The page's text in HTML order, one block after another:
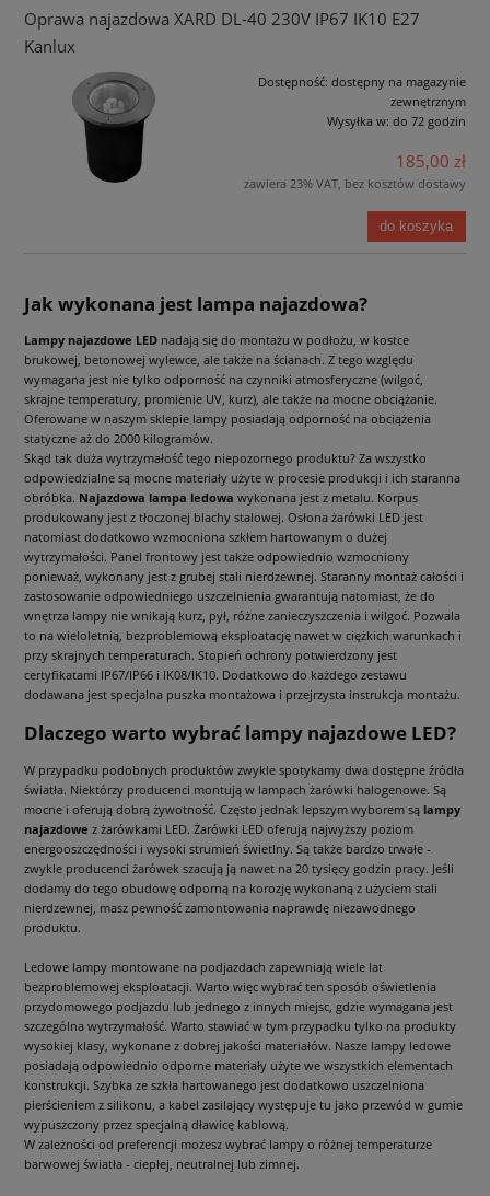
Oprawa najazdowa XARD DL-40 230V IP67 IK10 E27
Kanlux
Dostępność: dostępny na magazynie
zewnętrznym
Wysyłka w: do 72 godzin
185,00 zł
zawiera 23% VAT, bez kosztów dostawy
do koszyka
Jak wykonana jest lampa najazdowa?
Lampy najazdowe LED nadają się do montażu w podłożu, w kostce
brukowej, betonowej wylewce, ale także na ścianach. Z tego względu
wymagana jest nie tylko odporność na czynniki atmosferyczne (wilgoć,
skrajne temperatury, promienie UV, kurz), ale także na mocne obciążanie.
Oferowane w naszym sklepie lampy posiadają odporność na obciążenia
statyczne aż do 2000 kilogramów.
Skąd tak duża wytrzymałość tego niepozornego produktu? Za wszystko
odpowiedzialne są mocne materiały użyte w procesie produkcji i ich staranna
obróbka. Najazdowa lampa ledowa wykonana jest z metalu. Korpus
produkowany jest z tłoczonej blachy stalowej. Osłona żarówki LED jest
natomiast dodatkowo wzmocniona szkłem hartowanym o dużej
wytrzymałości. Panel frontowy jest także odpowiednio wzmocniony
ponieważ, wykonany jest z grubej stali nierdzewnej. Staranny montaż całości i
zastosowanie odpowiedniego uszczelnienia gwarantują natomiast, że do
wnętrza lampy nie wnikają kurz, pył, różne zanieczyszczenia i wilgoć. Pozwala
to na wieloletnią, bezproblemową eksploatację nawet w ciężkich warunkach i
przy skrajnych temperaturach. Stopień ochrony potwierdzony jest
certyfikatami IP67/IP66 i IK08/IK10. Dodatkowo do każdego zestawu
dodawana jest specjalna puszka montażowa i przejrzysta instrukcja montażu.
Dlaczego warto wybrać lampy najazdowe LED?
W przypadku podobnych produktów zwykle spotykamy dwa dostępne źródła
światła. Niektórzy producenci montują w lampach żarówki halogenowe. Są
mocne i oferują dobrą żywotność. Często jednak lepszym wyborem są lampy
najazdowe z żarówkami LED. Żarówki LED oferują najwyższy poziom
energooszczędności i wysoki strumień świetlny. Są także bardzo trwałe -
zwykle producenci żarówek szacują ją nawet na 20 tysięcy godzin pracy. Jeśli
dodamy do tego obudowę odporną na korozję wykonaną z użyciem stali
nierdzewnej, masz pewność zamontowania naprawdę niezawodnego
produktu.
Ledowe lampy montowane na podjazdach zapewniają wiele lat
bezproblemowej eksploatacji. Warto więc wybrać ten sposób oświetlenia
przydomowego podjazdu lub jednego z innych miejsc, gdzie wymagana jest
szczególna wytrzymałość. Warto stawiać w tym przypadku tylko na produkty
wysokiej klasy, wykonane z dobrej jakości materiałów. Nasze lampy ledowe
posiadają odpowiednio odporne materiały użyte we wszystkich elementach
konstrukcji. Szybka ze szkła hartowanego jest dodatkowo uszczelniona
pierścieniem z silikonu, a kabel zasilający występuje tu jako przewód w gumie
wypuszczony przez specjalną dławicę kablową.
W zależności od preferencji możesz wybrać lampy o różnej temperaturze
barwowej światła - ciepłej, neutralnej lub zimnej.